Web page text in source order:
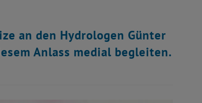
an den Hydrologen Günter
Anlass medial begleiten.